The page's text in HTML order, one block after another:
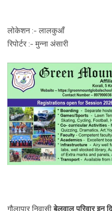
लोकेशन :- लालकुआँ
रिपोर्टर :- मुन्ना अंसारी
गौलापार निवासीबेलवाल परिवार इन